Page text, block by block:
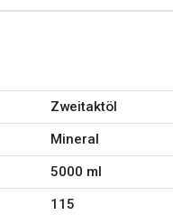
Zweitaktöl
Mineral
5000 ml
115